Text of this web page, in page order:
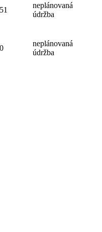
neplánovaná
údržba
neplánovaná
údržba